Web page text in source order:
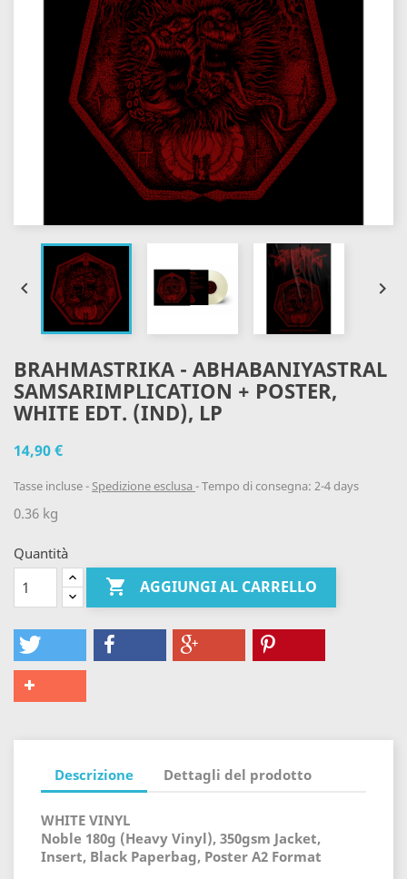
 
BRAHMASTRIKA - ABHABANIYASTRAL
SAMSARIMPLICATION + POSTER,
WHITE EDT. (IND), LP
14,90 €
Tasse incluse Spedizione esclusa Tempo di consegna: 2-4 days
0.36 kg
Quantità
 AGGIUNGI AL CARRELLO
Descrizione Dettagli del prodotto
WHITE VINYL
Noble 180g (Heavy Vinyl), 350gsm Jacket,
Insert, Black Paperbag, Poster A2 Format